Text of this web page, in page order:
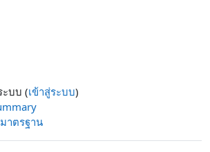
ะบบ (เข้าสู่ระบบ)
าตรฐาน